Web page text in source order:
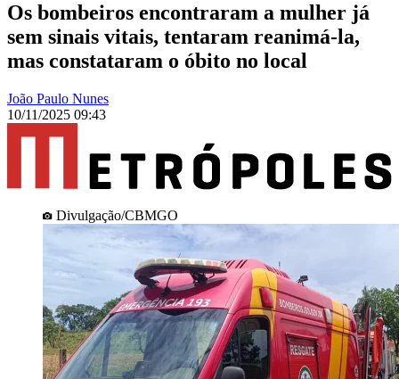
Os bombeiros encontraram a mulher já
sem sinais vitais, tentaram reanimá-la,
mas constataram o óbito no local
João Paulo Nunes
10/11/2025 09:43
Divulgação/CBMGO